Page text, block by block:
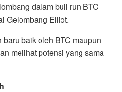
dalam bull run BTC
Gelombang Elliot.
baik oleh BTC maupun
melihat potensi yang sama